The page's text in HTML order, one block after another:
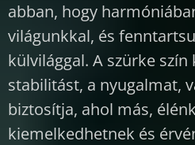
abban, hogy
világunkkal, és
külvilággal. A szürke szín
stabilitást, a nyugalmat,
biztosítja, ahol más,
kiemelkedhetnek és